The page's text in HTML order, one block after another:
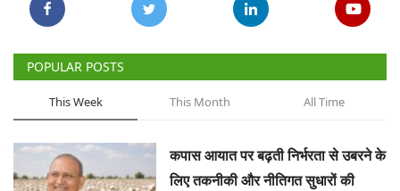
POPULAR POSTS
This Week This Month All Time
कपास आयात पर बढ़ती निर्भरता से उबरने के
लिए तकनीकी और नीतिगत सुधारों की